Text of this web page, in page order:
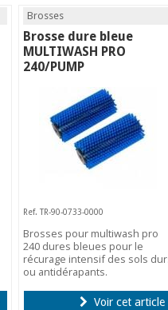
Brosses
Brosse dure bleue
MULTIWASH PRO
240/PUMP
Ref. TR-90-0733-0000
Brosses pour multiwash pro
240 dures bleues pour le
récurage intensif des sols
ou antidérapants.
Voir cet article